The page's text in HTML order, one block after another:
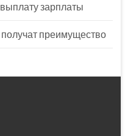
зарплаты
преимущество